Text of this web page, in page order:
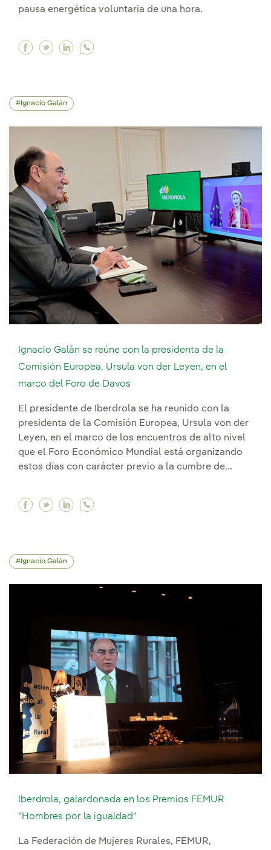
pausa energética voluntaria de una hora.
Facebook La Hora del Planeta, una iniciativa
Twitter La Hora del Planeta, una
Linkedin La Hora del Planeta, una
Ignacio Galán
Ignacio Galán se reúne con la presidenta de la
Comisión Europea, Ursula von der Leyen, en el
marco del Foro de Davos
El presidente de Iberdrola se ha reunido con la
presidenta de la Comisión Europea, Ursula von der
Leyen, en el marco de los encuentros de alto nivel
que el Foro Económico Mundial está organizando
estos días con carácter previo a la cumbre de...
Facebook Ignacio Galán se reúne con la
Twitter Ignacio Galán se reúne con la
Linkedin Ignacio Galán se reúne con
Ignacio Galán
Iberdrola, galardonada en los Premios FEMUR
"Hombres por la igualdad"
La Federación de Mujeres Rurales, FEMUR,